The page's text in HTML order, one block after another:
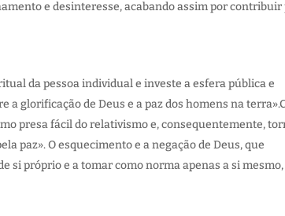
e desinteresse, acabando assim por contribuir
da pessoa individual e investe a esfera pública e
glorificação de Deus e a paz dos homens na
presa fácil do relativismo e, consequentemente,
paz». O esquecimento e a negação de Deus, que
si próprio e a tomar como norma apenas a si mesmo,